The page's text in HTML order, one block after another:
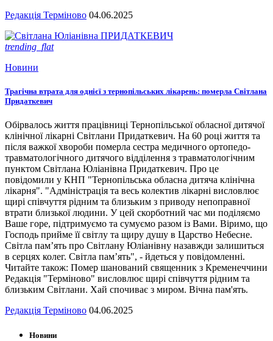
Редакція Терміново 04.06.2025
trending_flat
Новини
Трагічна втрата для однієї з тернопільських лікарень: померла Світлана
Придаткевич
Обірвалось життя працівниці Тернопільської обласної дитячої
клінічної лікарні Світлани Придаткевич. На 60 році життя та
після важкої хвороби померла сестра медичного ортопедо-
травматологічного дитячого відділення з травматологічним
пунктом Світлана Юліанівна Придаткевич. Про це
повідомили у КНП "Тернопільська обласна дитяча клінічна
лікарня". "Адміністрація та весь колектив лікарні висловлює
щирі співчуття рідним та близьким з приводу непоправної
втрати близької людини. У цей скорботний час ми поділяємо
Ваше горе, підтримуємо та сумуємо разом із Вами. Віримо, що
Господь прийме її світлу та щиру душу в Царство Небесне.
Світла пам’ять про Світлану Юліанівну назавжди залишиться
в серцях колег. Світла пам’ять", - йдеться у повідомленні.
Читайте також: Помер шанований священник з Кременеччини
Редакція "Терміново" висловлює щирі співчуття рідним та
близьким Світлани. Хай спочиває з миром. Вічна пам'ять.
Редакція Терміново 04.06.2025
Новини